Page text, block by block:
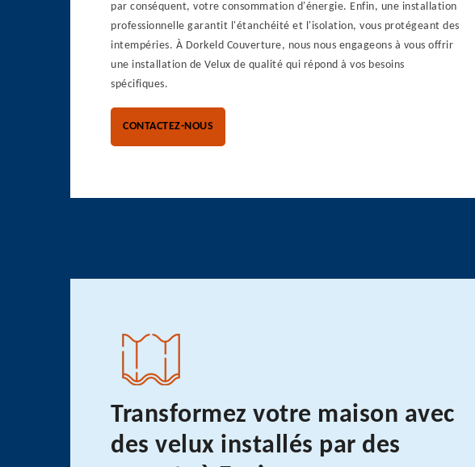
par conséquent, votre consommation d'énergie. Enfin, une installation
professionnelle garantit l'étanchéité et l'isolation, vous protégeant des
intempéries. À Dorkeld Couverture, nous nous engageons à vous offrir
une installation de Velux de qualité qui répond à vos besoins
spécifiques.
CONTACTEZ-NOUS
Transformez votre maison avec
des velux installés par des